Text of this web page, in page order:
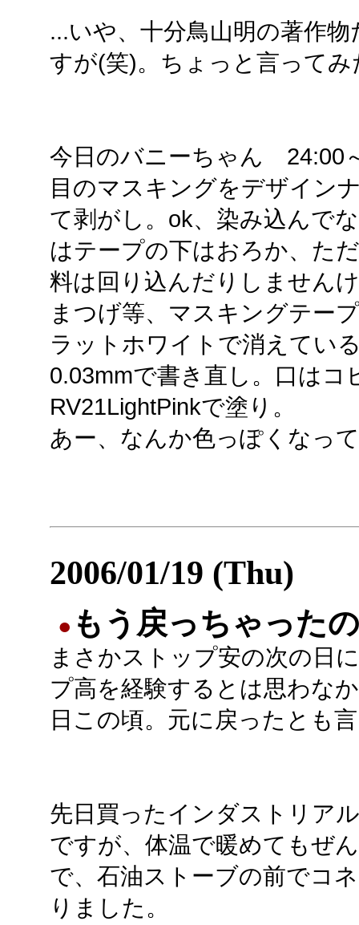
...いや、十分鳥山明の著作
すが(笑)。ちょっと言って
今日のバニーちゃん 24:00
目のマスキングをデザイン
て剥がし。ok、染み込んで
はテープの下はおろか、た
料は回り込んだりしません
まつげ等、マスキングテー
ラットホワイトで消えてい
0.03mmで書き直し。口はコ
RV21LightPinkで塗り。
あー、なんか色っぽくなっ
2006/01/19 (Thu)
● もう戻っちゃった
まさかストップ安の次の日
プ高を経験するとは思わな
日この頃。元に戻ったとも
先日買ったインダストリア
ですが、体温で暖めてもぜ
で、石油ストーブの前でコ
りました。